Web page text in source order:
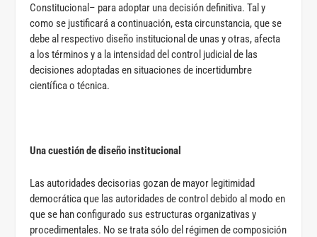
Constitucional– para adoptar una decisión definitiva. Tal y
como se justificará a continuación, esta circunstancia, que se
debe al respectivo diseño institucional de unas y otras, afecta
a los términos y a la intensidad del control judicial de las
decisiones adoptadas en situaciones de incertidumbre
científica o técnica.
Una cuestión de diseño institucional
Las autoridades decisorias gozan de mayor legitimidad
democrática que las autoridades de control debido al modo en
que se han configurado sus estructuras organizativas y
procedimentales. No se trata sólo del régimen de composición